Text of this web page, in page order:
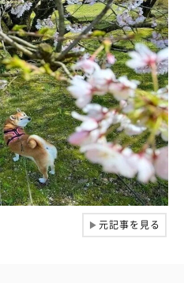
▶元記事を見る